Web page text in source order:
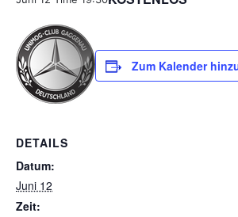
Zum Kalender
DETAILS
Datum:
Juni 12
Zeit: